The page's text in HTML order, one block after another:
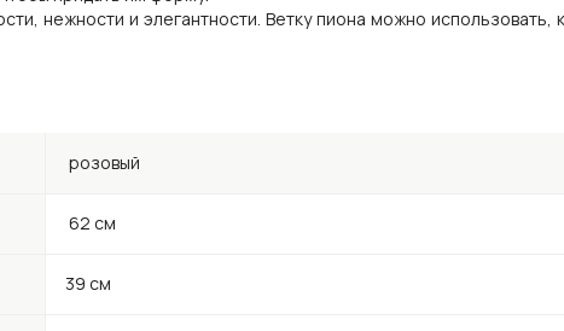
нежности и элегантности. Ветку пиона можно использовать,
розовый
62 см
39 см